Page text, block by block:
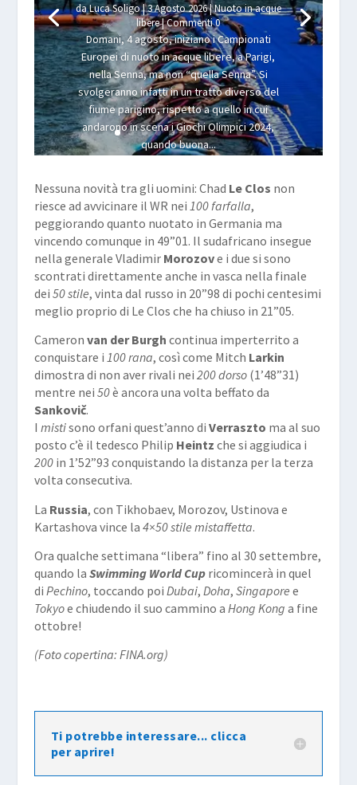
daLuca Soligo|3 Agosto 2026|Nuoto in acque
libere| Commenti 0
Domani, 4 agosto, iniziano i Campionati
Europei di nuoto in acque libere, a Parigi,
nella Senna, ma non “quella Senna”. Si
svolgeranno infatti in un tratto diverso del
fiume parigino, rispetto a quello in cui
andarono in scena i Giochi Olimpici 2024,
quando buona...
Leggi
Nessuna novità tra gli uomini: Chad Le Clos non
riesce ad avvicinare il WR nei 100 farfalla,
peggiorando quanto nuotato in Germania ma
vincendo comunque in 49”01. Il sudafricano insegue
nella generale Vladimir Morozove i due si sono
scontrati direttamente anche in vasca nella finale
dei 50 stile, vinta dal russo in 20”98 di pochi centesimi
meglio proprio di Le Clos che ha chiuso in 21”05.
Cameron van der Burgh continua imperterrito a
conquistare i 100 rana, così come Mitch Larkin
dimostra di non aver rivali nei 200 dorso(1’48”31)
mentre nei 50è ancora una volta beffato da
Sankovič.
I mistisono orfani quest’anno di Verraszto ma al suo
posto c’è il tedesco Philip Heintz che si aggiudica i
200in 1’52”93 conquistando la distanza per la terza
volta consecutiva.
La Russia, con Tikhobaev, Morozov, Ustinova e
Kartashova vince la 4×50 stile mistaffetta.
Ora qualche settimana “libera” fino al 30 settembre,
quando la Swimming World Cupricomincerà in quel
di Pechino, toccando poi Dubai, Doha, Singapore e
Tokyoe chiudendo il suo cammino a Hong Kong a fine
ottobre!
(Foto copertina: FINA.org)
Ti potrebbe interessare... clicca
per aprire!